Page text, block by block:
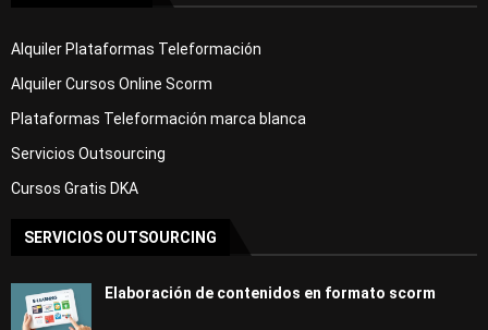
Alquiler Plataformas Teleformación
Alquiler Cursos Online Scorm
Plataformas Teleformación marca blanca
Servicios Outsourcing
Cursos Gratis DKA
SERVICIOS OUTSOURCING
Elaboración de contenidos en formato scorm